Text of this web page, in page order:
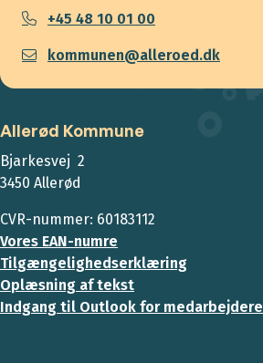
+45 48 10 01 00
kommunen@alleroed.dk
Allerød Kommune
Bjarkesvej 2
3450 Allerød
CVR-nummer: 60183112
Vores EAN-numre
Tilgængelighedserklæring
Oplæsning af tekst
Indgang til Outlook for medarbejdere